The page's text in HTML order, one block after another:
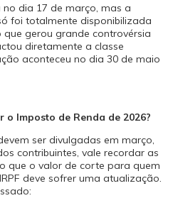
dia 17 de março, mas a
foi totalmente disponibilizada
que gerou grande controvérsia
diretamente a classe
aconteceu no dia 30 de maio
Imposto de Renda de 2026?
ser divulgadas em março,
contribuintes, vale recordar as
que o valor de corte para quem
deve sofrer uma atualização.